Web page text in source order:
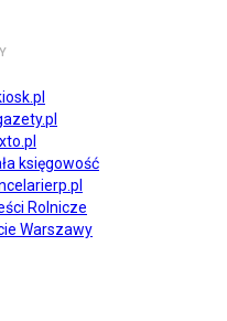
księgowość
Rolnicze
Warszawy